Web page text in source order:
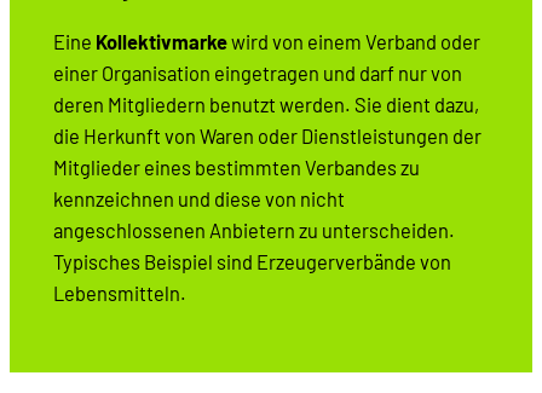
Eine Kollektivmarkewird von einem Verband oder
einer Organisation eingetragen und darf nur von
deren Mitgliedern benutzt werden. Sie dient dazu,
die Herkunft von Waren oder Dienstleistungen der
Mitglieder eines bestimmten Verbandes zu
kennzeichnen und diese von nicht
angeschlossenen Anbietern zu unterscheiden.
Typisches Beispiel sind Erzeugerverbände von
Lebensmitteln.